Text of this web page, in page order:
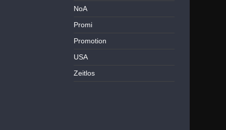
NoA
Promi
Promotion
USA
Zeitlos